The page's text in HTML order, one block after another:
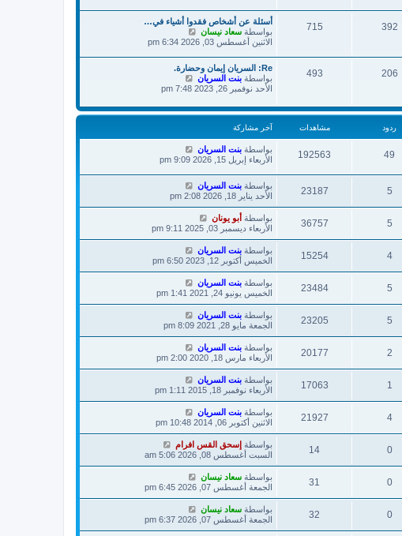
ش
ا
ك
د
ر
ش
ا
ر
ك
392
715
أسئلة عن أشخاص فقدوا أشياء في…
بواسطة سعاد نيسان
ا
آ
خ
ر
ش
ة
الاثنين أغسطس 03, 2026 6:34 pm
206
493
Re: السريان إيمان وحضارة.
بواسطة بنت السريان
ا
د
آ
ر
ش
ة
الأحد نوفمبر 26, 2023 7:48 pm
ردود مشاهدات آخر مشاركة
49
192563 بواسطة بنت السريان
الأربعاء إبريل 15, 2026 9:09 pm
5
23187 بواسطة بنت السريان
الأحد يناير 18, 2026 2:08 pm
5
36757 بواسطة أبو يونان
الأربعاء ديسمبر 03, 2025 9:11 pm
4
15254 بواسطة بنت السريان
الخميس أكتوبر 12, 2023 6:50 pm
5
23484 بواسطة بنت السريان
الخميس يونيو 24, 2021 1:41 pm
5
23205 بواسطة بنت السريان
الجمعة مايو 28, 2021 8:09 pm
2
20177 بواسطة بنت السريان
الأربعاء مارس 18, 2020 2:00 pm
1
17063 بواسطة بنت السريان
الأربعاء نوفمبر 18, 2015 1:11 pm
4
21927 بواسطة بنت السريان
الاثنين أكتوبر 06, 2014 10:48 pm
0
14 بواسطة إسحق القس افرام
السبت أغسطس 08, 2026 5:06 am
0
31 بواسطة سعاد نيسان
الجمعة أغسطس 07, 2026 6:45 pm
0
32 بواسطة سعاد نيسان
الجمعة أغسطس 07, 2026 6:37 pm